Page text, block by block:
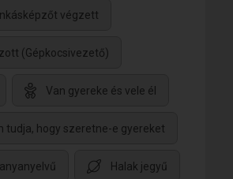
végzett
(Gépkocsivezető)
Van gyereke és vele él
tudja, hogy szeretne-e gyereket
Halak jegyű